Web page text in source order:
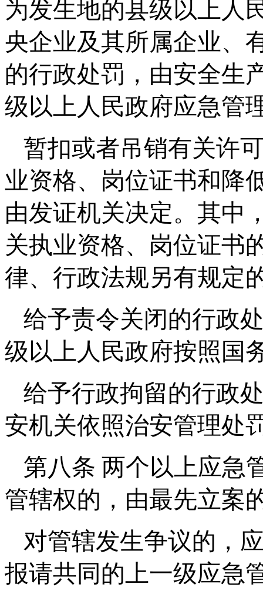
为发生地的县级以上人
央企业及其所属企业、
的行政处罚，由安全生
级以上人民政府应急管
暂扣或者吊销有关许
业资格、岗位证书和降
由发证机关决定。其中
关执业资格、岗位证书
律、行政法规另有规定
给予责令关闭的行政
级以上人民政府按照国
给予行政拘留的行政
安机关依照治安管理处
第八条 两个以上应急
管辖权的，由最先立案
对管辖发生争议的，
报请共同的上一级应急